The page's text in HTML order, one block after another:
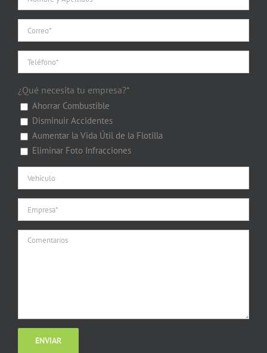
¿Qué necesita tu empresa?*
Ahorrar Combustible
Disminuir Accidentes
Aumentar la Vida Útil de la Flotilla
Eliminar Foto Infracciones